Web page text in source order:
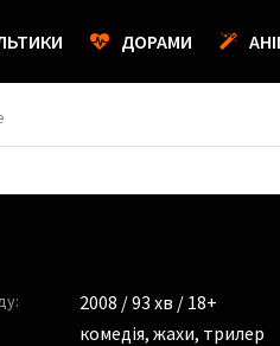
ДОРАМИ
2008 / 93 хв / 18+
комедія, жахи, трилер